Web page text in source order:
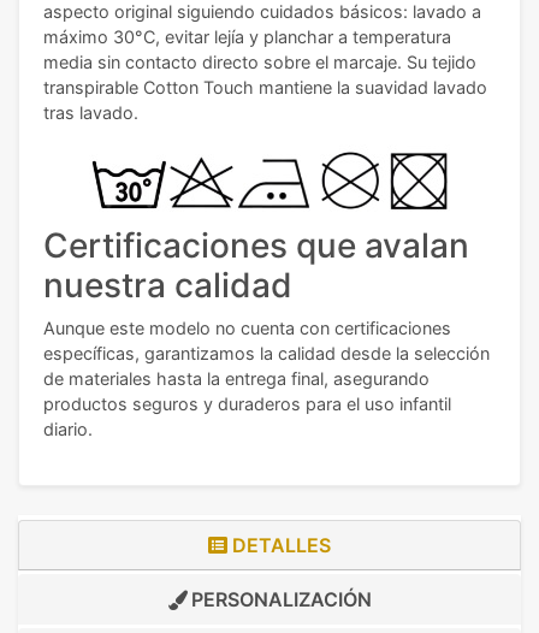
aspecto original siguiendo cuidados básicos: lavado a
máximo 30°C, evitar lejía y planchar a temperatura
media sin contacto directo sobre el marcaje. Su tejido
transpirable Cotton Touch mantiene la suavidad lavado
tras lavado.
Certificaciones que avalan
nuestra calidad
Aunque este modelo no cuenta con certificaciones
específicas, garantizamos la calidad desde la selección
de materiales hasta la entrega final, asegurando
productos seguros y duraderos para el uso infantil
diario.
DETALLES
PERSONALIZACIÓN